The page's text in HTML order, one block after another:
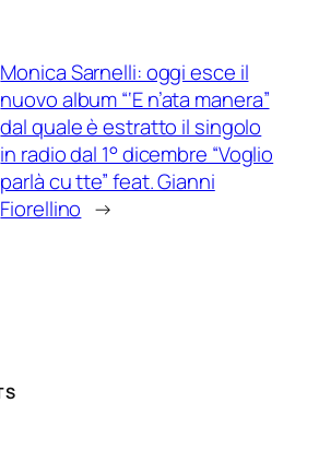
Monica Sarnelli: oggi esce il
nuovo album “‘E n’ata manera”
dal quale è estratto il singolo
in radio dal 1° dicembre “Voglio
parlà cu tte” feat. Gianni
Fiorellino →